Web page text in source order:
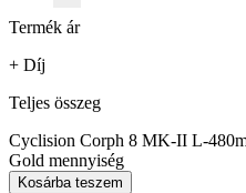
Termék ár
+ Díj
Teljes összeg
Cyclision Corph 8 MK-II L-
Gold mennyiség
Kosárba teszem